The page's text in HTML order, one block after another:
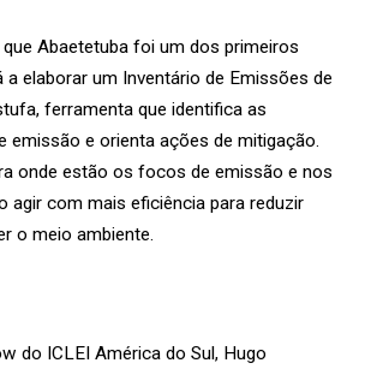
Abaetetuba foi um dos primeiros
a elaborar um Inventário de Emissões de
ferramenta que identifica as
emissão e orienta ações de mitigação.
onde estão os focos de emissão e nos
agir com mais eficiência para reduzir
o meio ambiente.
do ICLEI América do Sul, Hugo